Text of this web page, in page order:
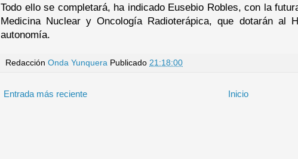
Todo ello se completará, ha indicado Eusebio Robles, con la
Medicina Nuclear y Oncología Radioterápica, que dotarán al
autonomía.
Redacción Onda Yunquera Publicado 21:18:00
Entrada más reciente Inicio